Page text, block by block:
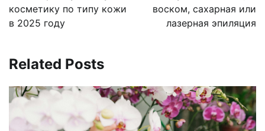
записям
косметику по типу кожи
в 2025 году
воском, сахарная или
лазерная эпиляция
Related Posts